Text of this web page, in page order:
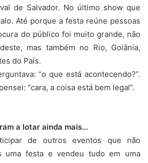
de Salvador. No último show que
Até porque a festa reúne pessoas
do público foi muito grande, não
mas também no Rio, Goiânia,
do País.
“o que está acontecendo?”.
“cara, a coisa está bem legal”.
a lotar ainda mais…
de outros eventos que não
uma festa e vendeu tudo em uma